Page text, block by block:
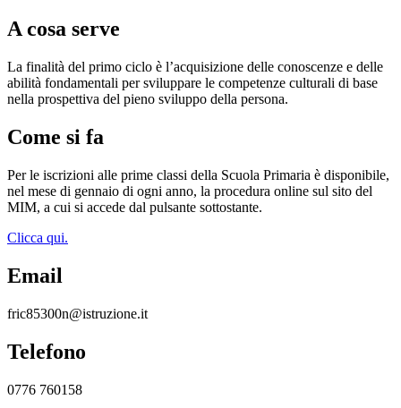
A cosa serve
La finalità del primo ciclo è l’acquisizione delle conoscenze e delle
abilità fondamentali per sviluppare le competenze culturali di base
nella prospettiva del pieno sviluppo della persona.
Come si fa
Per le iscrizioni alle prime classi della Scuola Primaria è disponibile,
nel mese di gennaio di ogni anno, la procedura online sul sito del
MIM, a cui si accede dal pulsante sottostante.
Clicca qui.
Email
fric85300n@istruzione.it
Telefono
0776 760158